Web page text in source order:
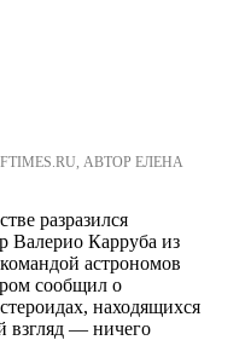
АВТОР ЕЛЕНА
разразился
Валерио Карруба из
астрономов
сообщил о
находящихся
взгляд — ничего